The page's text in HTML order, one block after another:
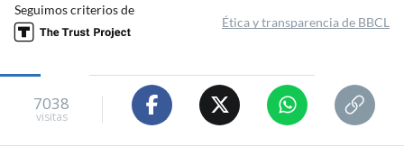
Seguimos criterios de
Ética y transparencia de BBCL
7038
visitas